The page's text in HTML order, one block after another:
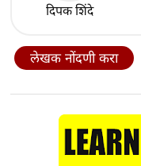
दिपक शिंदे
लेखक नोंदणी करा